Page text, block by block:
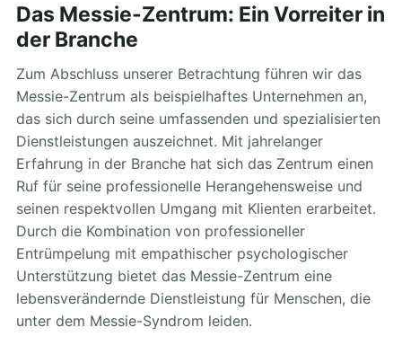
Das Messie-Zentrum: Ein Vorreiter in
der Branche
Zum Abschluss unserer Betrachtung führen wir das
Messie-Zentrum als beispielhaftes Unternehmen an,
das sich durch seine umfassenden und spezialisierten
Dienstleistungen auszeichnet. Mit jahrelanger
Erfahrung in der Branche hat sich das Zentrum einen
Ruf für seine professionelle Herangehensweise und
seinen respektvollen Umgang mit Klienten erarbeitet.
Durch die Kombination von professioneller
Entrümpelung mit empathischer psychologischer
Unterstützung bietet das Messie-Zentrum eine
lebensverändernde Dienstleistung für Menschen, die
unter dem Messie-Syndrom leiden.